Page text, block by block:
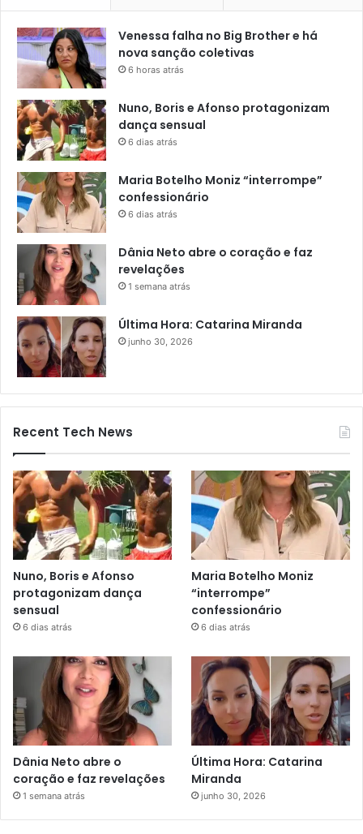
Venessa falha no Big Brother e há
nova sanção coletivas
6 horas atrás
Nuno, Boris e Afonso protagonizam
dança sensual
6 dias atrás
Maria Botelho Moniz “interrompe”
confessionário
6 dias atrás
Dânia Neto abre o coração e faz
revelações
1 semana atrás
Última Hora: Catarina Miranda
junho 30, 2026
Recent Tech News
Nuno, Boris e Afonso
protagonizam dança
sensual
6 dias atrás
Maria Botelho Moniz
“interrompe”
confessionário
6 dias atrás
Dânia Neto abre o
coração e faz revelações
1 semana atrás
Última Hora: Catarina
Miranda
junho 30, 2026